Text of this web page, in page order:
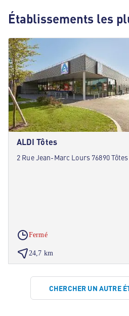
Établissements les
ALDI Tôtes
2 Rue Jean-Marc Lours 76890 Tôtes
Fermé
24,7 km
CHERCHER UN AUTRE